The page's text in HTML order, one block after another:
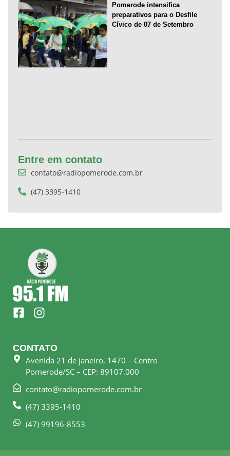
Pomerode intensifica
preparativos para o Desfile
Cívico de 07 de Setembro
Entre em contato
contato@radiopomerode.com.br
(47) 3395-1410
F
a
e
b
o
k
s
q
a
I
n
t
a
g
r
a
m
CONTATO
Avenida 21 de janeiro, 1470 – Centro
Pomerode/SC – CEP: 89107.000
contato@radiopomerode.com.br
(47) 3395-1410
(47) 99196-8553